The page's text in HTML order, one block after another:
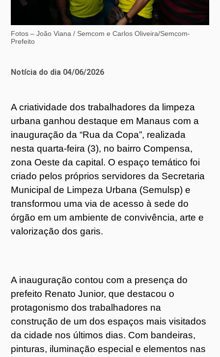
Fotos – João Viana / Semcom e Carlos Oliveira/Semcom-
Prefeito
Notícia do dia 04/06/2026
A criatividade dos trabalhadores da limpeza
urbana ganhou destaque em Manaus com a
inauguração da “Rua da Copa”, realizada
nesta quarta-feira (3), no bairro Compensa,
zona Oeste da capital. O espaço temático foi
criado pelos próprios servidores da Secretaria
Municipal de Limpeza Urbana (Semulsp) e
transformou uma via de acesso à sede do
órgão em um ambiente de convivência, arte e
valorização dos garis.
A inauguração contou com a presença do
prefeito Renato Junior, que destacou o
protagonismo dos trabalhadores na
construção de um dos espaços mais visitados
da cidade nos últimos dias. Com bandeiras,
pinturas, iluminação especial e elementos nas